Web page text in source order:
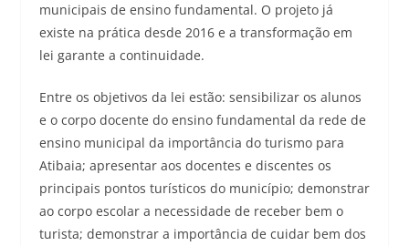
municipais de ensino fundamental. O projeto já
existe na prática desde 2016 e a transformação em
lei garante a continuidade.
Entre os objetivos da lei estão: sensibilizar os alunos
e o corpo docente do ensino fundamental da rede de
ensino municipal da importância do turismo para
Atibaia; apresentar aos docentes e discentes os
principais pontos turísticos do município; demonstrar
ao corpo escolar a necessidade de receber bem o
turista; demonstrar a importância de cuidar bem dos